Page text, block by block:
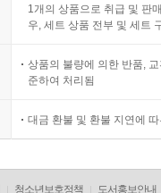
1개의 상품으로 취급 및 판
우, 세트 상품 전부 및 세트
상품의 불량에 의한 반품,
준하여 처리됨
대금 환불 및 환불 지연에
청소년보호정책 도서홍보안내